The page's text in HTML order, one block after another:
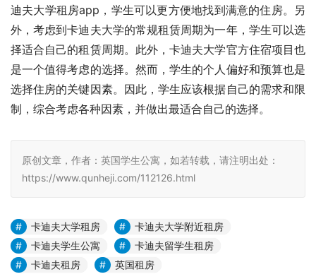
迪夫大学租房app，学生可以更方便地找到满意的住房。另
外，考虑到卡迪夫大学的常规租赁周期为一年，学生可以选
择适合自己的租赁周期。此外，卡迪夫大学官方住宿项目也
是一个值得考虑的选择。然而，学生的个人偏好和预算也是
选择住房的关键因素。因此，学生应该根据自己的需求和限
制，综合考虑各种因素，并做出最适合自己的选择。
原创文章，作者：英国学生公寓，如若转载，请注明出处：
https://www.qunheji.com/112126.html
卡迪夫大学租房
卡迪夫大学附近租房
卡迪夫学生公寓
卡迪夫留学生租房
卡迪夫租房
英国租房